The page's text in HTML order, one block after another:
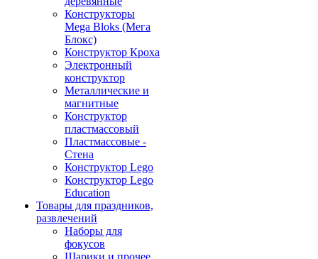
Конструкторы
Mega Bloks (Мега
Блокс)
Конструктор Кроха
Электронный
конструктор
Металлические и
магнитные
Конструктор
пластмассовый
Пластмассовые -
Стена
Конструктор Lego
Конструктор Lego
Education
Товары для праздников,
развлечений
Наборы для
фокусов
Шарики и прочее